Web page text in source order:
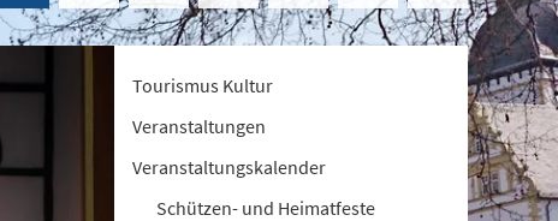
Tourismus Kultur
Veranstaltungen
Veranstaltungskalender
Schützen- und Heimatfeste